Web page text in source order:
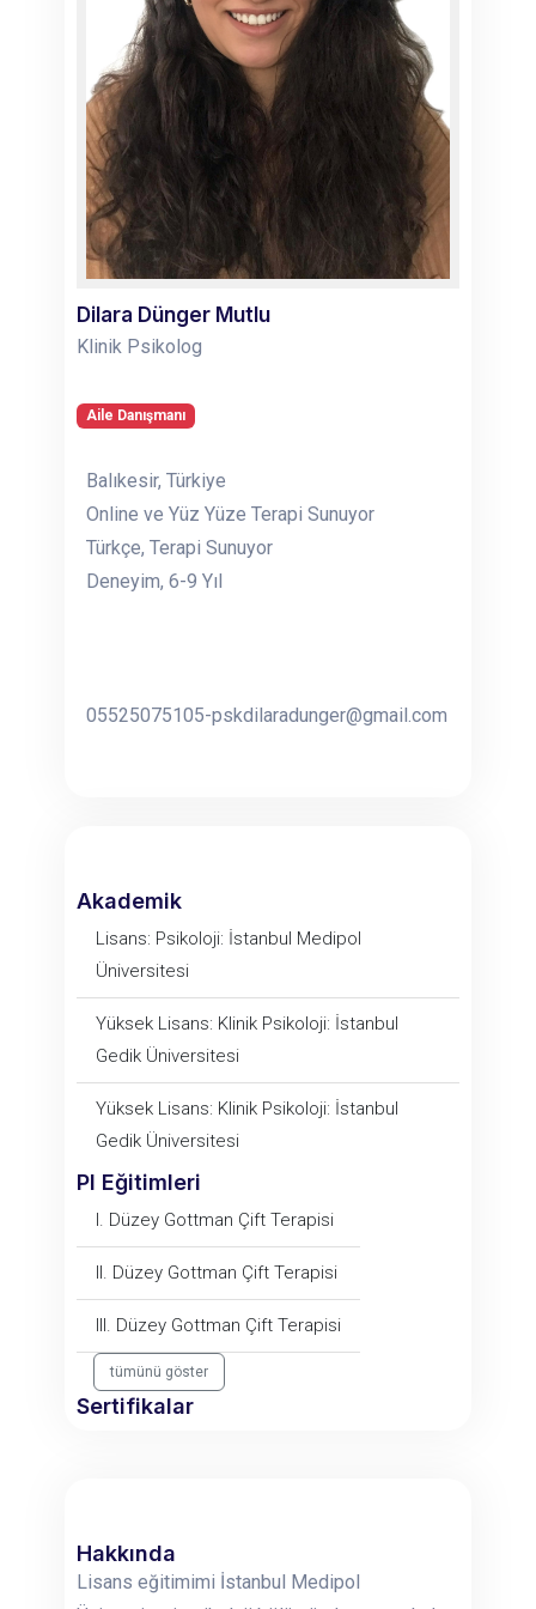
Dilara Dünger Mutlu
Klinik Psikolog
Aile Danışmanı
Balıkesir, Türkiye
Online ve Yüz Yüze Terapi Sunuyor
Türkçe, Terapi Sunuyor
Deneyim, 6-9 Yıl
05525075105-pskdilaradunger@gmail.com
Akademik
Lisans: Psikoloji: İstanbul Medipol
Üniversitesi
Yüksek Lisans: Klinik Psikoloji: İstanbul
Gedik Üniversitesi
Yüksek Lisans: Klinik Psikoloji: İstanbul
Gedik Üniversitesi
PI Eğitimleri
I. Düzey Gottman Çift Terapisi
II. Düzey Gottman Çift Terapisi
III. Düzey Gottman Çift Terapisi
tümünü göster
Sertifikalar
Hakkında
Lisans eğitimimi İstanbul Medipol